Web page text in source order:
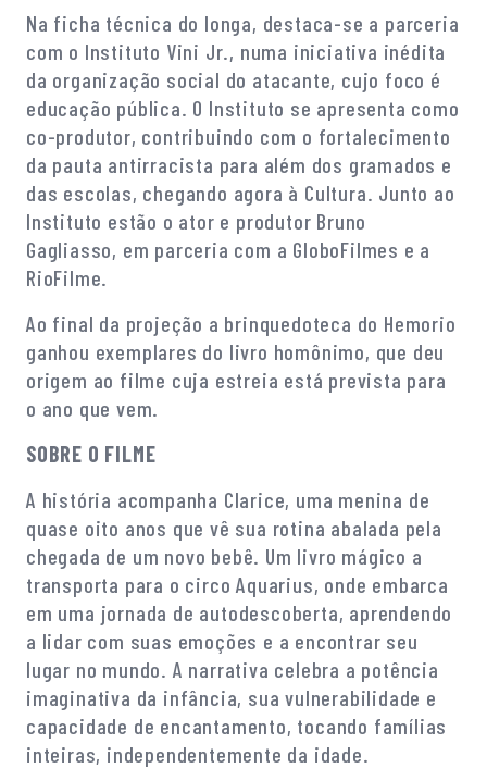
Na ficha técnica do longa, destaca-se a parceria
com o Instituto Vini Jr., numa iniciativa inédita
da organização social do atacante, cujo foco é
educação pública. O Instituto se apresenta como
co-produtor, contribuindo com o fortalecimento
da pauta antirracista para além dos gramados e
das escolas, chegando agora à Cultura. Junto ao
Instituto estão o ator e produtor Bruno
Gagliasso, em parceria com a GloboFilmes e a
RioFilme.
Ao final da projeção a brinquedoteca do Hemorio
ganhou exemplares do livro homônimo, que deu
origem ao filme cuja estreia está prevista para
o ano que vem.
SOBRE O FILME
A história acompanha Clarice, uma menina de
quase oito anos que vê sua rotina abalada pela
chegada de um novo bebê. Um livro mágico a
transporta para o circo Aquarius, onde embarca
em uma jornada de autodescoberta, aprendendo
a lidar com suas emoções e a encontrar seu
lugar no mundo. A narrativa celebra a potência
imaginativa da infância, sua vulnerabilidade e
capacidade de encantamento, tocando famílias
inteiras, independentemente da idade.